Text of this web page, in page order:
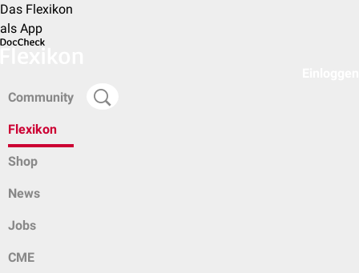
Das Flexikon
als App
Community
Flexikon
Shop
News
Jobs
CME